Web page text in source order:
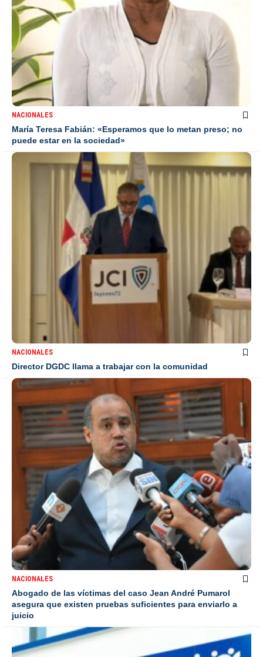
NACIONALES
María Teresa Fabián: «Esperamos que lo metan preso; no
puede estar en la sociedad»
NACIONALES
Director DGDC llama a trabajar con la comunidad
NACIONALES
Abogado de las víctimas del caso Jean André Pumarol
asegura que existen pruebas suficientes para enviarlo a
juicio